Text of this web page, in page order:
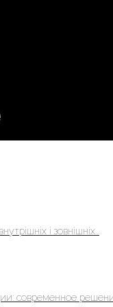
і зовнішніх...
современное